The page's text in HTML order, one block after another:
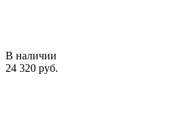
В наличии
24 320 руб.